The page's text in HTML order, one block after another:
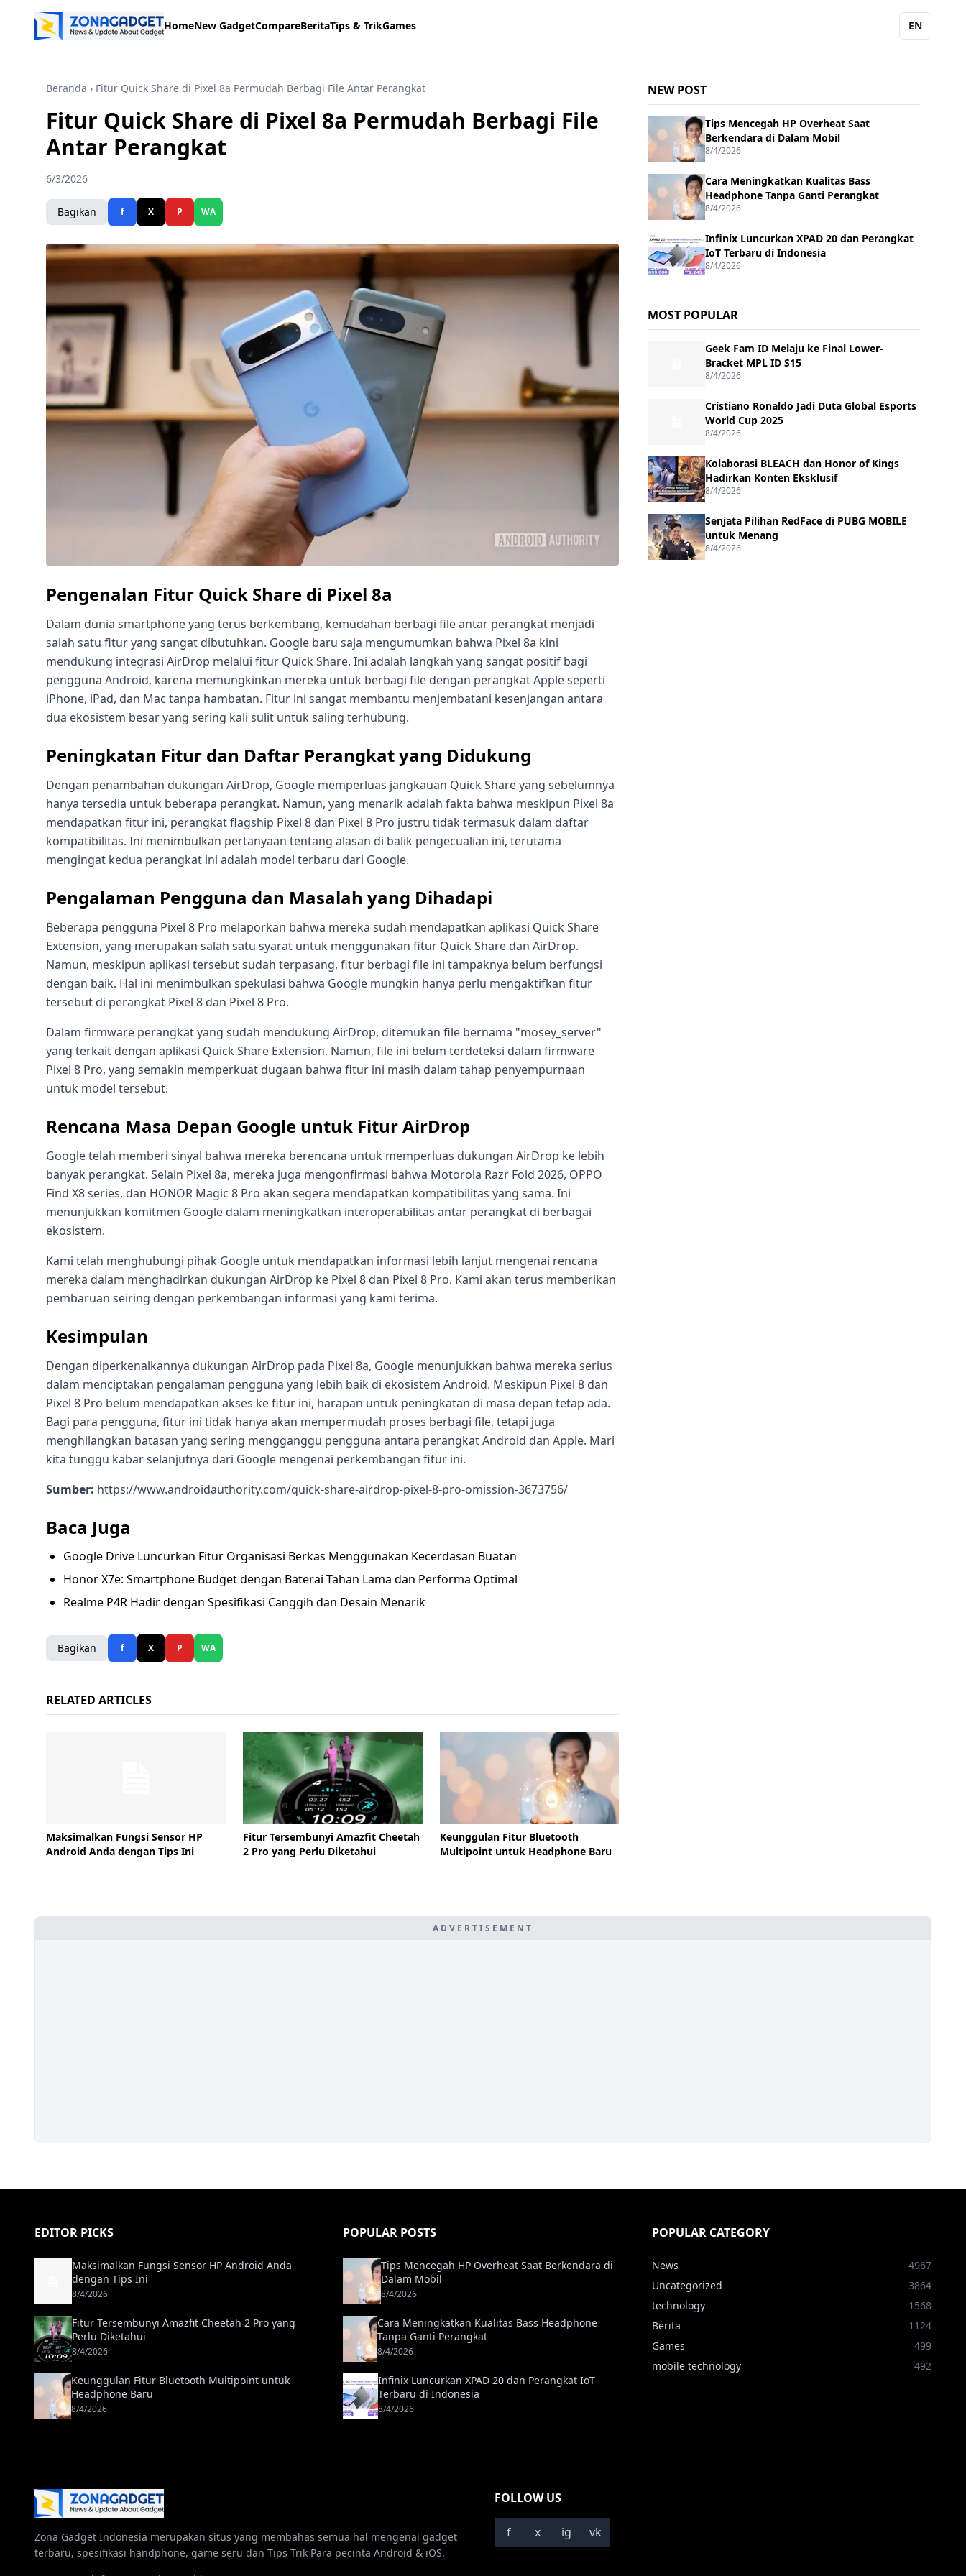
HomeNew GadgetCompareBeritaTips & TrikGames EN
Beranda › Fitur Quick Share di Pixel 8a Permudah Berbagi File Antar Perangkat
Fitur Quick Share di Pixel 8a Permudah Berbagi File
Antar Perangkat
6/3/2026
Bagikan f X P WA
Pengenalan Fitur Quick Share di Pixel 8a
Dalam dunia smartphone yang terus berkembang, kemudahan berbagi file antar perangkat menjadi
salah satu fitur yang sangat dibutuhkan. Google baru saja mengumumkan bahwa Pixel 8a kini
mendukung integrasi AirDrop melalui fitur Quick Share. Ini adalah langkah yang sangat positif bagi
pengguna Android, karena memungkinkan mereka untuk berbagi file dengan perangkat Apple seperti
iPhone, iPad, dan Mac tanpa hambatan. Fitur ini sangat membantu menjembatani kesenjangan antara
dua ekosistem besar yang sering kali sulit untuk saling terhubung.
Peningkatan Fitur dan Daftar Perangkat yang Didukung
Dengan penambahan dukungan AirDrop, Google memperluas jangkauan Quick Share yang sebelumnya
hanya tersedia untuk beberapa perangkat. Namun, yang menarik adalah fakta bahwa meskipun Pixel 8a
mendapatkan fitur ini, perangkat flagship Pixel 8 dan Pixel 8 Pro justru tidak termasuk dalam daftar
kompatibilitas. Ini menimbulkan pertanyaan tentang alasan di balik pengecualian ini, terutama
mengingat kedua perangkat ini adalah model terbaru dari Google.
Pengalaman Pengguna dan Masalah yang Dihadapi
Beberapa pengguna Pixel 8 Pro melaporkan bahwa mereka sudah mendapatkan aplikasi Quick Share
Extension, yang merupakan salah satu syarat untuk menggunakan fitur Quick Share dan AirDrop.
Namun, meskipun aplikasi tersebut sudah terpasang, fitur berbagi file ini tampaknya belum berfungsi
dengan baik. Hal ini menimbulkan spekulasi bahwa Google mungkin hanya perlu mengaktifkan fitur
tersebut di perangkat Pixel 8 dan Pixel 8 Pro.
Dalam firmware perangkat yang sudah mendukung AirDrop, ditemukan file bernama "mosey_server"
yang terkait dengan aplikasi Quick Share Extension. Namun, file ini belum terdeteksi dalam firmware
Pixel 8 Pro, yang semakin memperkuat dugaan bahwa fitur ini masih dalam tahap penyempurnaan
untuk model tersebut.
Rencana Masa Depan Google untuk Fitur AirDrop
Google telah memberi sinyal bahwa mereka berencana untuk memperluas dukungan AirDrop ke lebih
banyak perangkat. Selain Pixel 8a, mereka juga mengonfirmasi bahwa Motorola Razr Fold 2026, OPPO
Find X8 series, dan HONOR Magic 8 Pro akan segera mendapatkan kompatibilitas yang sama. Ini
menunjukkan komitmen Google dalam meningkatkan interoperabilitas antar perangkat di berbagai
ekosistem.
Kami telah menghubungi pihak Google untuk mendapatkan informasi lebih lanjut mengenai rencana
mereka dalam menghadirkan dukungan AirDrop ke Pixel 8 dan Pixel 8 Pro. Kami akan terus memberikan
pembaruan seiring dengan perkembangan informasi yang kami terima.
Kesimpulan
Dengan diperkenalkannya dukungan AirDrop pada Pixel 8a, Google menunjukkan bahwa mereka serius
dalam menciptakan pengalaman pengguna yang lebih baik di ekosistem Android. Meskipun Pixel 8 dan
Pixel 8 Pro belum mendapatkan akses ke fitur ini, harapan untuk peningkatan di masa depan tetap ada.
Bagi para pengguna, fitur ini tidak hanya akan mempermudah proses berbagi file, tetapi juga
menghilangkan batasan yang sering mengganggu pengguna antara perangkat Android dan Apple. Mari
kita tunggu kabar selanjutnya dari Google mengenai perkembangan fitur ini.
Sumber: https://www.androidauthority.com/quick-share-airdrop-pixel-8-pro-omission-3673756/
Baca Juga
Google Drive Luncurkan Fitur Organisasi Berkas Menggunakan Kecerdasan Buatan
Honor X7e: Smartphone Budget dengan Baterai Tahan Lama dan Performa Optimal
Realme P4R Hadir dengan Spesifikasi Canggih dan Desain Menarik
Bagikan f X P WA
RELATED ARTICLES
Maksimalkan Fungsi Sensor HP
Android Anda dengan Tips Ini
Fitur Tersembunyi Amazfit Cheetah
2 Pro yang Perlu Diketahui
Keunggulan Fitur Bluetooth
Multipoint untuk Headphone Baru
NEW POST
Tips Mencegah HP Overheat Saat
Berkendara di Dalam Mobil
8/4/2026
Cara Meningkatkan Kualitas Bass
Headphone Tanpa Ganti Perangkat
8/4/2026
Infinix Luncurkan XPAD 20 dan Perangkat
IoT Terbaru di Indonesia
8/4/2026
MOST POPULAR
Geek Fam ID Melaju ke Final Lower-
Bracket MPL ID S15
8/4/2026
Cristiano Ronaldo Jadi Duta Global Esports
World Cup 2025
8/4/2026
Kolaborasi BLEACH dan Honor of Kings
Hadirkan Konten Eksklusif
8/4/2026
Senjata Pilihan RedFace di PUBG MOBILE
untuk Menang
8/4/2026
ADVERTISEMENT
EDITOR PICKS
Maksimalkan Fungsi Sensor HP Android Anda
dengan Tips Ini
8/4/2026
Fitur Tersembunyi Amazfit Cheetah 2 Pro yang
Perlu Diketahui
8/4/2026
Keunggulan Fitur Bluetooth Multipoint untuk
Headphone Baru
8/4/2026
POPULAR POSTS
Tips Mencegah HP Overheat Saat Berkendara di
Dalam Mobil
8/4/2026
Cara Meningkatkan Kualitas Bass Headphone
Tanpa Ganti Perangkat
8/4/2026
Infinix Luncurkan XPAD 20 dan Perangkat IoT
Terbaru di Indonesia
8/4/2026
POPULAR CATEGORY
News
4967
Uncategorized
3864
technology
1568
Berita
1124
Games
499
mobile technology
492
Zona Gadget Indonesia merupakan situs yang membahas semua hal mengenai gadget
terbaru, spesifikasi handphone, game seru dan Tips Trik Para pecinta Android & iOS.
FOLLOW US
f x ig vk